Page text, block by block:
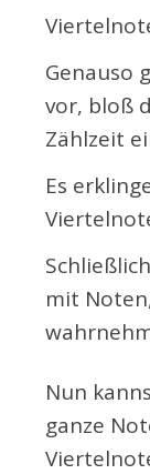
Genauso
vor, bloß
Zählzeit
Es
mit
Nun
ganze